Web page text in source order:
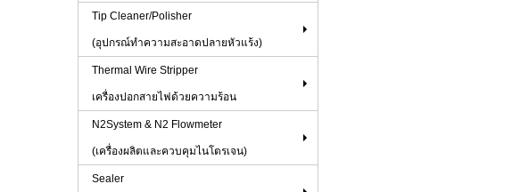
Tip Cleaner/Polisher
(อุปกรณ์ทำความสะอาดปลายหัวแร้ง)
Thermal Wire Stripper
เครื่องปอกสายไฟด้วยความร้อน
N2System & N2 Flowmeter
(เครื่องผลิตและควบคุมไนโตรเจน)
Sealer